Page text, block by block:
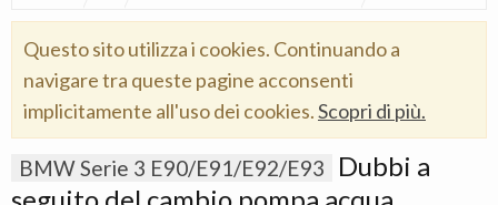
Questo sito utilizza i cookies. Continuando a
navigare tra queste pagine acconsenti
implicitamente all'uso dei cookies.Scopri di più.
BMW Serie 3 E90/E91/E92/E93
Dubbi a